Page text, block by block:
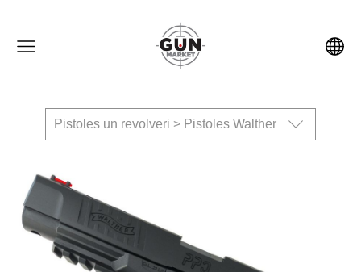
Pistoles un revolveri > Pistoles Walther